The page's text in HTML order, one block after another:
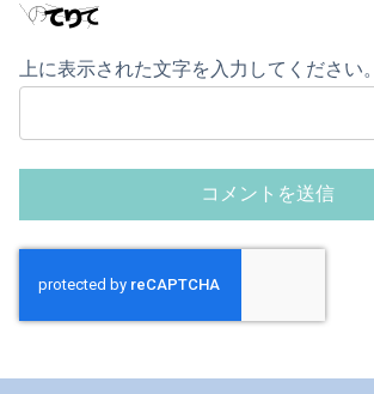
上に表示された文字を入力してください。